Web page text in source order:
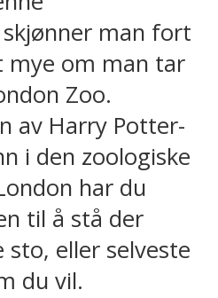
man fort
om man tar
Zoo.
av Harry Potter-
i den zoologiske
har du
til å stå der
sto, eller selveste
du vil.